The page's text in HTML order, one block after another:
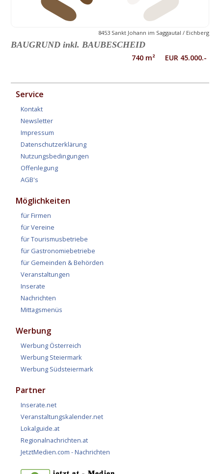
8453 Sankt Johann im Saggautal / Eichberg
BAUGRUND inkl. BAUBESCHEID
740 m² EUR 45.000.-
Service
Kontakt
Newsletter
Impressum
Datenschutzerklärung
Nutzungsbedingungen
Offenlegung
AGB's
Möglichkeiten
für Firmen
für Vereine
für Tourismusbetriebe
für Gastronomiebetriebe
für Gemeinden & Behörden
Veranstaltungen
Inserate
Nachrichten
Mittagsmenüs
Werbung
Werbung Österreich
Werbung Steiermark
Werbung Südsteiermark
Partner
Inserate.net
Veranstaltungskalender.net
Lokalguide.at
Regionalnachrichten.at
JetztMedien.com - Nachrichten